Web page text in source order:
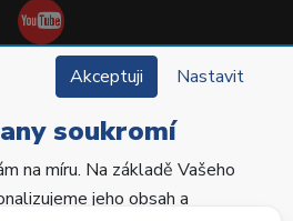
Fa Dental a.s. Všechna práva
vyhrazena.
Akceptuji Nastavit
soukromí
na míru. Na základě Vašeho
jeho obsah a
poradit?Zeptejte se našeho